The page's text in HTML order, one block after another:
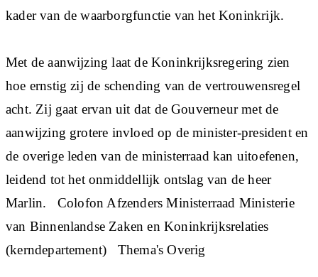
kader van de waarborgfunctie van het Koninkrijk.
Met de aanwijzing laat de Koninkrijksregering zien
hoe ernstig zij de schending van de vertrouwensregel
acht. Zij gaat ervan uit dat de Gouverneur met de
aanwijzing grotere invloed op de minister-president en
de overige leden van de ministerraad kan uitoefenen,
leidend tot het onmiddellijk ontslag van de heer
Marlin. Colofon Afzenders Ministerraad Ministerie
van Binnenlandse Zaken en Koninkrijksrelaties
(kerndepartement) Thema's Overig